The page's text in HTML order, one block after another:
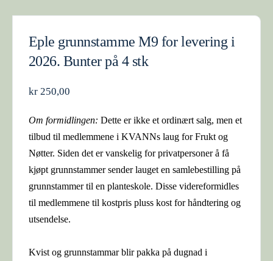
Eple grunnstamme M9 for levering i
2026. Bunter på 4 stk
kr250,00
Om formidlingen: Dette er ikke et ordinært salg, men et
tilbud til medlemmene i KVANNs laug for Frukt og
Nøtter. Siden det er vanskelig for privatpersoner å få
kjøpt grunnstammer sender lauget en samlebestilling på
grunnstammer til en planteskole. Disse videreformidles
til medlemmene til kostpris pluss kost for håndtering og
utsendelse.
Kvist og grunnstammar blir pakka på dugnad i